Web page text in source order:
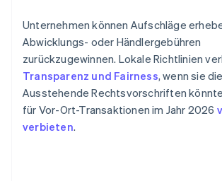
Unternehmen können Aufschläge
Abwicklungs- oder Händlergebühren
zurückzugewinnen. Lokale Richtlinien
Transparenz und Fairness, wenn sie
Ausstehende Rechtsvorschriften
für Vor-Ort-Transaktionen im Jahr 2026
verbieten.